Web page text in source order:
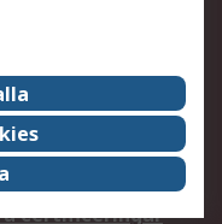
Centre
certificeringar